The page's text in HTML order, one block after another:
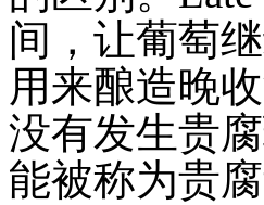
间，让葡萄
用来酿造晚
没有发生贵
能被称为贵腐